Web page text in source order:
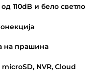
110dB и бело светло
на прашина
NVR, Cloud